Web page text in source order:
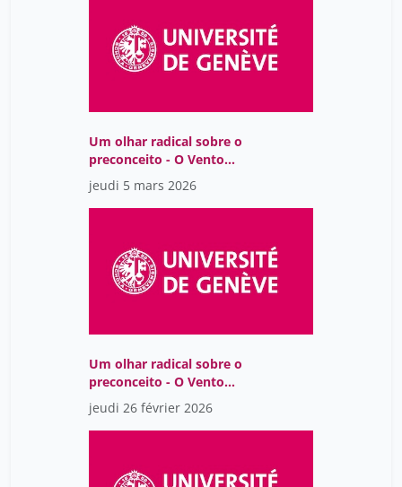
Um olhar radical sobre o
preconceito - O Vento
Assobiando nas Gruas,
de Lídia Jorge
jeudi 5 mars 2026
Um olhar radical sobre o
preconceito - O Vento
Assobiando nas Gruas,
de Lídia Jorge
jeudi 26 février 2026